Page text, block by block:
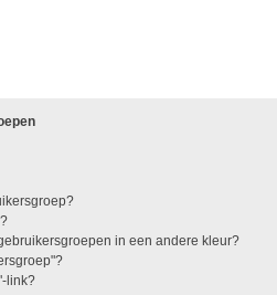
in een andere kleur?
link?